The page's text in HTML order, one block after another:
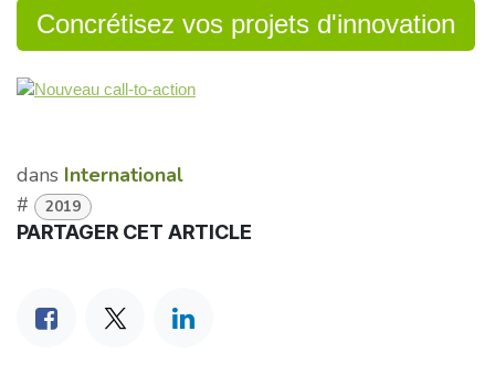
Concrétisez vos projets d'innovation
dans International
#
2019
PARTAGER CET ARTICLE